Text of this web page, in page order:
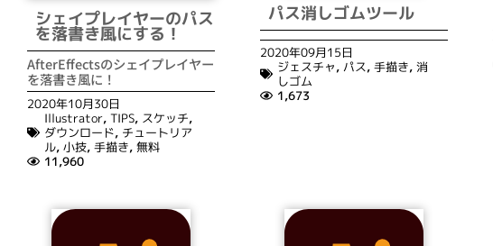
シェイプレイヤーのパス
を落書き風にする！
AfterEffectsのシェイプレイヤー
を落書き風に！
2020年10月30日
Illustrator, TIPS, スケッチ,
ダウンロード, チュートリア
ル, 小技, 手描き, 無料
11,960
パス消しゴムツール
2020年09月15日
ジェスチャ, パス, 手描き, 消
しゴム
1,673